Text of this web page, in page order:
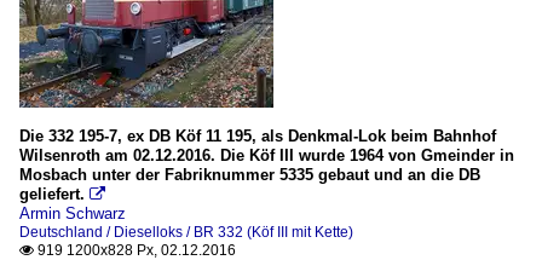
Die 332 195-7, ex DB Köf 11 195, als Denkmal-Lok beim Bahnhof
Wilsenroth am 02.12.2016. Die Köf III wurde 1964 von Gmeinder in
Mosbach unter der Fabriknummer 5335 gebaut und an die DB
geliefert. 
Armin Schwarz
Deutschland / Dieselloks / BR 332 (Köf III mit Kette)
 919 1200x828 Px, 02.12.2016